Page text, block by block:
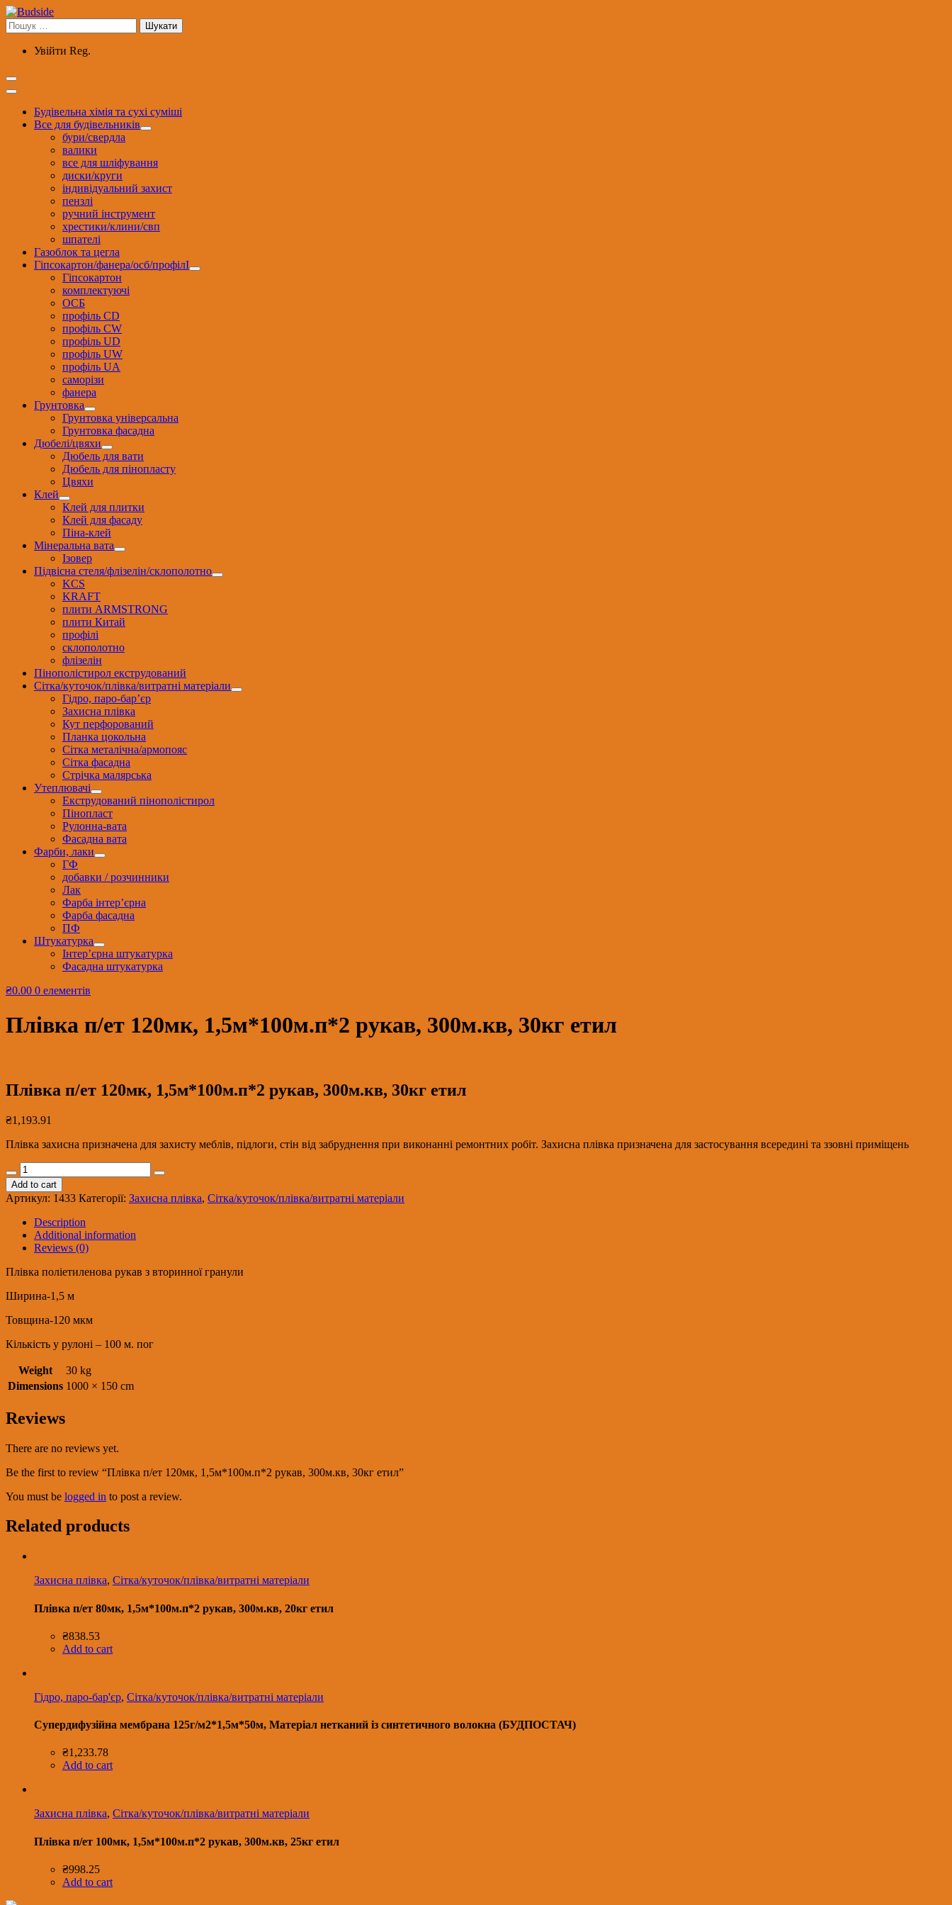
Перейти
до
вмісту
Пошук:
Увійти Reg.
Будівельна хімія та сухі суміші
Все для будівельників
бури/свердла
валики
все для шліфування
диски/круги
індивідуальний захист
пензлі
ручний інструмент
хрестики/клини/свп
шпателі
Газоблок та цегла
Гіпсокартон/фанера/осб/профілІ
Гіпсокартон
комплектуючі
ОСБ
профіль CD
профіль CW
профіль UD
профіль UW
профіль UА
саморізи
фанера
Грунтовка
Грунтовка універсальна
Грунтовка фасадна
Дюбелі/цвяхи
Дюбель для вати
Дюбель для пінопласту
Цвяхи
Клей
Клей для плитки
Клей для фасаду
Піна-клей
Мінеральна вата
Ізовер
Підвісна стеля/флізелін/склополотно
KCS
KRAFT
плити ARMSTRONG
плити Китай
профілі
склополотно
флізелін
Пінополістирол екструдований
Сітка/куточок/плівка/витратні матеріали
Гідро, паро-бар’єр
Захисна плівка
Кут перфорований
Планка цокольна
Сітка металічна/армопояс
Сітка фасадна
Стрічка малярська
Утеплювачі
Екструдований пінополістирол
Пінопласт
Рулонна-вата
Фасадна вата
Фарби, лаки
ГФ
добавки / розчинники
Лак
Фарба інтер’єрна
Фарба фасадна
ПФ
Штукатурка
Інтер’єрна штукатурка
Фасадна штукатурка
₴0.00 0 елементів
Плівка п/ет 120мк, 1,5м*100м.п*2 рукав, 300м.кв, 30кг етил
Плівка п/ет 120мк, 1,5м*100м.п*2 рукав, 300м.кв, 30кг етил
₴1,193.91
Плівка захисна призначена для захисту меблів, підлоги, стін від забруднення при виконанні ремонтних робіт. Захисна плівка призначена для застосування всередині та ззовні приміщень
Плівка
п/
ет
120мк,
1,5м*100м.п*2
рукав,
300м.кв,
30кг
етил
Add to cart
Артикул: 1433 Категорії: Захисна плівка, Сітка/куточок/плівка/витратні матеріали
Description
Additional information
Reviews (0)
Плівка поліетиленова рукав з вторинної гранули
Ширина-1,5 м
Товщина-120 мкм
Кількість у рулоні – 100 м. пог
Weight
30 kg
Dimensions 1000 × 150 cm
Reviews
There are no reviews yet.
Be the first to review “Плівка п/ет 120мк, 1,5м*100м.п*2 рукав, 300м.кв, 30кг етил”
You must be logged in to post a review.
Related products
Захисна плівка, Сітка/куточок/плівка/витратні матеріали
Плівка п/ет 80мк, 1,5м*100м.п*2 рукав, 300м.кв, 20кг етил
₴838.53
Add to cart
Гідро, паро-бар'єр, Сітка/куточок/плівка/витратні матеріали
Cупердифузійна мембрана 125г/м2*1,5м*50м, Матеріал нетканий із синтетичного волокна (БУДПОСТАЧ)
₴1,233.78
Add to cart
Захисна плівка, Сітка/куточок/плівка/витратні матеріали
Плівка п/ет 100мк, 1,5м*100м.п*2 рукав, 300м.кв, 25кг етил
₴998.25
Add to cart